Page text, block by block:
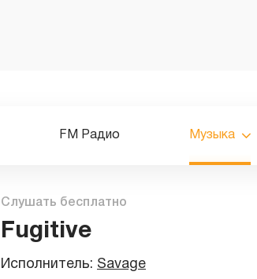
FM Радио Музыка
Слушать бесплатно
Fugitive
Исполнитель: Savage